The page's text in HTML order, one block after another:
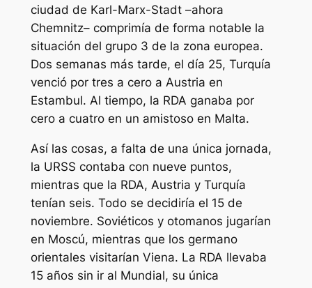
ciudad de Karl-Marx-Stadt –ahora
Chemnitz– comprimía de forma notable la
situación del grupo 3 de la zona europea.
Dos semanas más tarde, el día 25, Turquía
venció por tres a cero a Austria en
Estambul. Al tiempo, la RDA ganaba por
cero a cuatro en un amistoso en Malta.
Así las cosas, a falta de una única jornada,
la URSS contaba con nueve puntos,
mientras que la RDA, Austria y Turquía
tenían seis. Todo se decidiría el 15 de
noviembre. Soviéticos y otomanos jugarían
en Moscú, mientras que los germano
orientales visitarían Viena. La RDA llevaba
15 años sin ir al Mundial, su única